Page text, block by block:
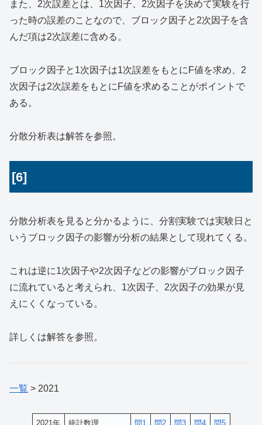
また、2次誤差とは、1次因子、2次因子を決めて実験を行
った時の誤差のことなので、ブロック因子と2次因子を含
んだ項は2次誤差に含める。
ブロック因子と1次因子は1次誤差をもとにF値を求め、2
次因子は2次誤差をもとにF値を求めることがポイントで
ある。
分散分析表は解答を参照。
[6]
分散分析表を見ると分かるように、分割実験では実験日と
いうブロック因子の影響が分析の結果として現れてくる。
これは逆に1次因子や2次因子などの影響がブロック因子
に流れていると考えられ、1次因子、2次因子の効果が見
えにくくなっている。
詳しくは解答を参照。
一覧 > 2021
2021年 統計数理 問1 問2 問3 問4 問5